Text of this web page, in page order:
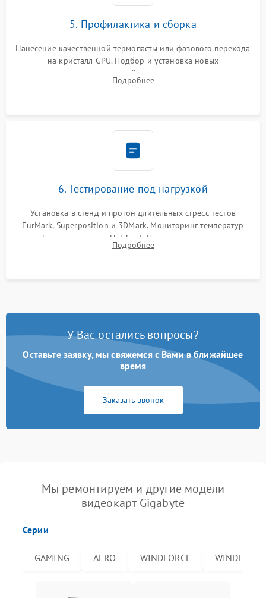
5. Профилактика и сборка
Нанесение качественной термопасты или фазового перехода
на кристалл GPU. Подбор и установка новых
термопрокладок правильной толщины на память и цепи
питания. Монтаж радиатора и бэкплейта, подключение и
Подробнее
6. Тестирование под нагрузкой
Установка в стенд и прогон длительных стресс-тестов
FurMark, Superposition и 3DMark. Мониторинг температур
графического чипа и Hot Spot. Проверка на отсутствие
артефактов изображения, вылетов драйвера и зависаний.
Подробнее
У Вас остались вопросы?
Оставьте заявку, мы свяжемся с Вами в ближайшее
время
Заказать звонок
Мы ремонтируем и другие модели
видеокарт Gigabyte
Серии
GAMING AERO WINDFORCE